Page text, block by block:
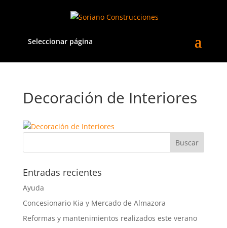
Seleccionar página
Decoración de Interiores
Entradas recientes
Ayuda
Concesionario Kia y Mercado de Almazora
Reformas y mantenimientos realizados este verano